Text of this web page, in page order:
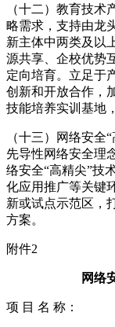
（十二）教育技
略需求，支持由龙
新主体中两类及以
源共享、企校优势
定向培育。立足于
创新和开放合作，
技能培养实训基地
（十三）网络安全
先导性网络安全理
络安全“高精尖”技
化应用推广等关键
新或试点示范区，
方案。
附件2
网络
项 目 名 称：